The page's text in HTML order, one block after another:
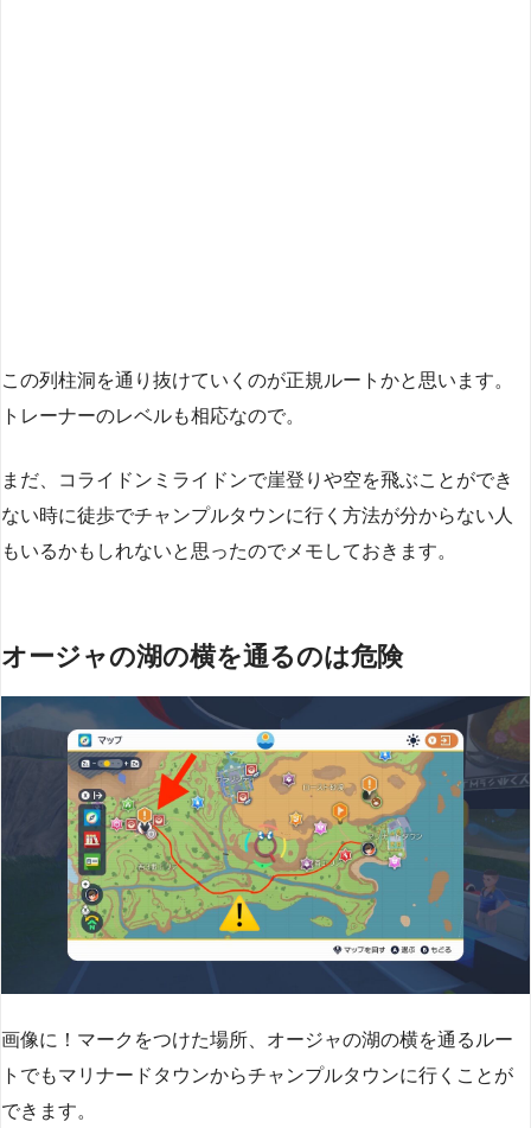
この列柱洞を通り抜けていくのが正規ルートかと思います。
トレーナーのレベルも相応なので。
まだ、コライドンミライドンで崖登りや空を飛ぶことができ
ない時に徒歩でチャンプルタウンに行く方法が分からない人
もいるかもしれないと思ったのでメモしておきます。
オージャの湖の横を通るのは危険
画像に！マークをつけた場所、オージャの湖の横を通るルー
トでもマリナードタウンからチャンプルタウンに行くことが
できます。